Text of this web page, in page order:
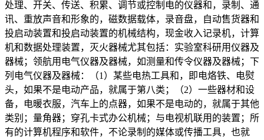
处理、开关、传送、积累、调节或控制电的仪器和，录制、通
讯、重放声音和形象的，磁数据载体，录音盘，自动售货器和
投启动装置和投启动装置的机械结构，现金收入记录机，计算
机和数据处理装置，灭火器械尤其包括：实验室科研用仪器及
器械；领航用电气仪器及器械，如测量和传令仪器及器械；下
列电气仪器及器械：（1）某些电热工具和，即电烙铁、电熨
头，如果不是电动产品，就属于第八类；（2）一些器材和设
备，电暖衣服，汽车上的点器，如果不是电动的，就属于其他
类别；量角器；穿孔卡式办公机械；与电视机联用的装置；所
有的计算机程序和软件，不论录制的媒体或传播工具，也就